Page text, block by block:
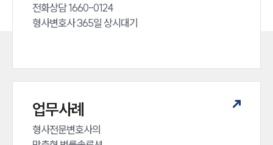
전화상담 1660-0124
형사변호사 365일 상시대기
업무사례
형사전문변호사의